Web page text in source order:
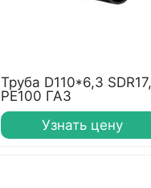
Труба D110*6,3
PE100 ГАЗ
Узнать цену